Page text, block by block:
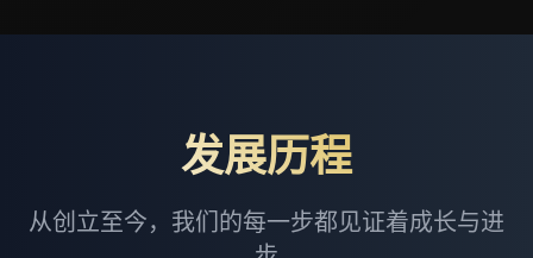
发展历程
从创立至今，我们的每一步都见证着成长与进